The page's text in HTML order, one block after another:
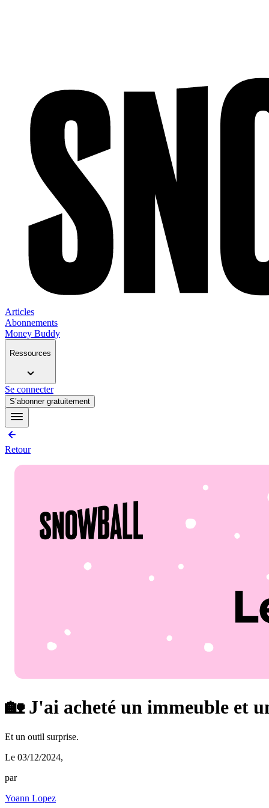
Articles
Abonnements
Money Buddy
Ressources
Se connecter
S’abonner gratuitement
Retour
🏡 J'ai acheté un immeuble et
Et un outil surprise.
Le 03/12/2024,
par
Yoann Lopez